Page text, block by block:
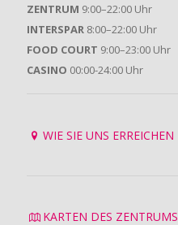
ZENTRUM 9:00–22:00 Uhr
INTERSPAR 8:00–22:00 Uhr
FOOD COURT 9:00–23:00 Uhr
CASINO 00:00-24:00 Uhr
WIE SIE UNS ERREICHEN
KARTEN DES ZENTRUMS